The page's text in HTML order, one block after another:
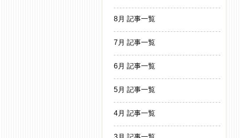
8月 記事一覧
7月 記事一覧
6月 記事一覧
5月 記事一覧
4月 記事一覧